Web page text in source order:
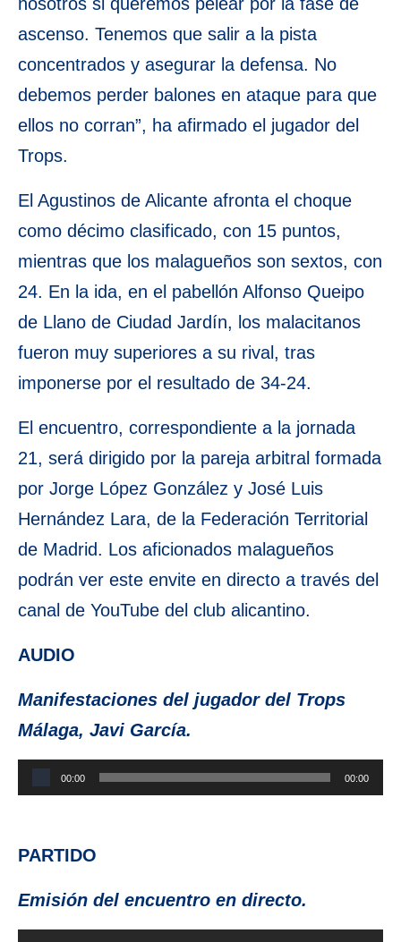
ascenso. Tenemos que salir a la pista
concentrados y asegurar la defensa. No
debemos perder balones en ataque para que
ellos no corran”, ha afirmado el jugador del
Trops.
El Agustinos de Alicante afronta el choque
como décimo clasificado, con 15 puntos,
mientras que los malagueños son sextos, con
24. En la ida, en el pabellón Alfonso Queipo
de Llano de Ciudad Jardín, los malacitanos
fueron muy superiores a su rival, tras
imponerse por el resultado de 34-24.
El encuentro, correspondiente a la jornada
21, será dirigido por la pareja arbitral formada
por Jorge López González y José Luis
Hernández Lara, de la Federación Territorial
de Madrid. Los aficionados malagueños
podrán ver este envite en directo a través del
canal de YouTube del club alicantino.
AUDIO
Manifestaciones del jugador del Trops
Málaga, Javi García.
Reproductor
de
00:00 00:00
PARTIDO
Emisión del encuentro en directo.